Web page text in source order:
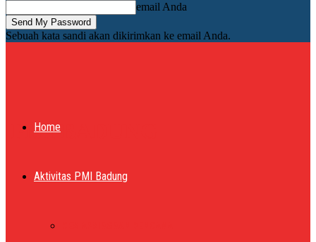
email Anda
Sebuah kata sandi akan dikirimkan ke email Anda.
PMI BADUNG
Home
Aktivitas PMI Badung